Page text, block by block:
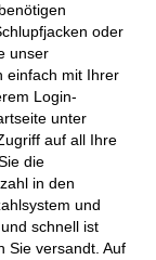
oder
unser
einfach mit Ihrer
Login-
unter
auf all Ihre
die
in den
und
schnell ist
Sie versandt. Auf